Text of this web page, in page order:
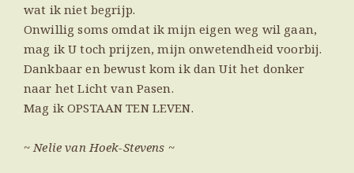
wat ik niet begrijp.
Onwillig soms omdat ik mijn eigen weg wil gaan,
mag ik U toch prijzen, mijn onwetendheid voorbij.
Dankbaar en bewust kom ik dan Uit het donker
naar het Licht van Pasen.
Mag ik OPSTAAN TEN LEVEN.
~ Nelie van Hoek-Stevens ~